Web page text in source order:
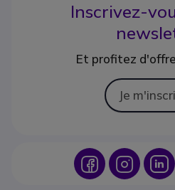
Inscrivez-
Et profitez
Je
Icon Icon